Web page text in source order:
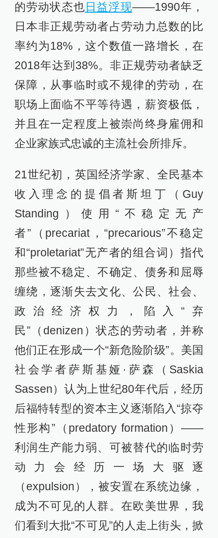
的劳动状态也 日益浮现——1990年，
日本非正规劳动者占劳动力总数的比
率约为18%，这个数值一路增长，在
2018年达到38%。非正规劳动者缺乏
保障，从事临时或不规律的劳动，在
职场上面临不平等待遇，薪资极低，
并且在一定程度上被崇尚终身雇佣和
企业家族式忠诚的主流社会所排斥。
21世纪初，英国经济学家、全民基本
收入理念的提倡者斯坦丁（Guy
Standing）使用“不稳定无产
者”（precariat，“precarious”不稳定
和“proletariat”无产者的组合词）指代
那些被不稳定、不确定、债务和屈辱
缠绕，逐渐失去文化、公民、社会、
政治经济权力，陷入“弃
民”（denizen）状态的劳动者，并称
他们正在形成一个“新危险阶级”。美国
社会学者萨斯基娅·萨森（Saskia
Sassen）认为上世纪80年代后，经历
后福特转型的资本主义逐渐陷入“掠夺
性形构”（predatory formation）——
利润生产能力弱、可被替代的临时劳
动力会经历一场大驱逐
（expulsion），被安置在系统边缘，
成为不可见的人群。在欧美世界，我
们看到大批“不可见”的人走上街头，掀